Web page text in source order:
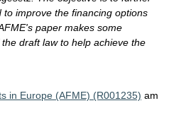
improve the financing options
paper makes some
draft law to help achieve the
in Europe (AFME) (R001235) am